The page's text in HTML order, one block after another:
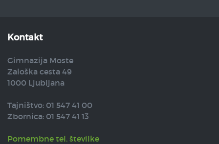
Kontakt
Gimnazija Moste
Zaloška cesta 49
1000 Ljubljana
Tajništvo: 01 547 41 00
Zbornica: 01 547 41 13
Pomembne tel. številke